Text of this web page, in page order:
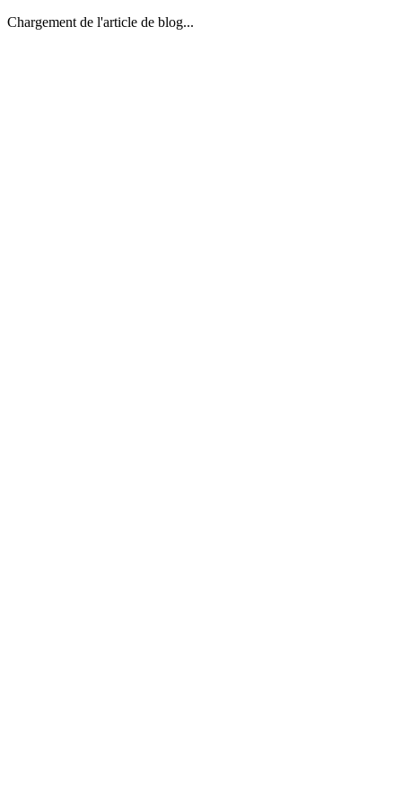
Chargement de l'article de blog...